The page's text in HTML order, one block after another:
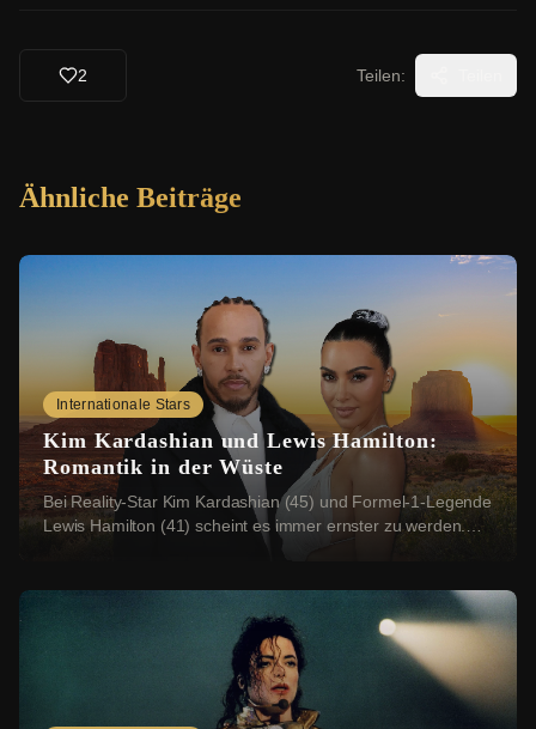
2 Teilen:
Ähnliche Beiträge
Internationale Stars
Kim Kardashian und Lewis Hamilton:
Romantik in der Wüste
Bei Reality-Star Kim Kardashian (45) und Formel-1-Legende
Lewis Hamilton (41) scheint es immer ernster zu werden.